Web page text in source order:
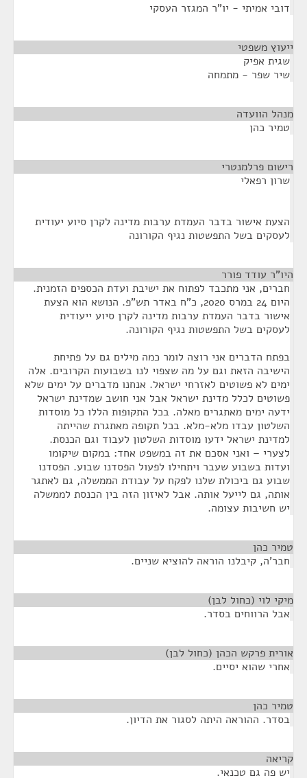
דובי אמיתי - יו"ר המגזר העסקי
ייעוץ משפטי
שגית אפיק
שיר שפר - מתמחה
מנהל הוועדה
טמיר כהן
רישום פרלמנטרי
שרון רפאלי
הצעת אישור בדבר העמדת ערבות מדינה לקרן סיוע יעודית
לעסקים בשל התפשטות נגיף הקורונה
היו"ר עודד פורר
חברים, אני מתכבד לפתוח את ישיבת ועדת הכספים הזמנית.
היום 24 במרס 2020, כ"ח באדר תש"פ. הנושא הוא הצעת
אישור בדבר העמדת ערבות מדינה לקרן סיוע ייעודית
לעסקים בשל התפשטות נגיף הקורונה.
בפתח הדברים אני רוצה לומר כמה מילים גם על פתיחת
הישיבה הזאת וגם על מה שצפוי לנו בשבועות הקרובים. אלה
ימים לא פשוטים לאזרחי ישראל. אנחנו מדברים על ימים שלא
פשוטים לכלל מדינת ישראל אבל אני חושב שמדינת ישראל
ידעה ימים מאתגרים מאלה. בכל התקופות הללו כל מוסדות
השלטון עבדו מלא-מלא. בכל תקופה מאתגרת שהייתה
למדינת ישראל ידעו מוסדות השלטון לעבוד וגם הכנסת.
לצערי – ואני אסכם את זה במשפט אחד: במקום שיקומו
ועדות בשבוע שעבר ויתחילו לפעול הפסדנו שבוע. הפסדנו
שבוע גם ביכולת שלנו לפקח על עבודת הממשלה, גם לאתגר
אותה, גם לייעל אותה. אבל לאיזון הזה בין הכנסת לממשלה
יש חשיבות עצומה.
טמיר כהן
חבר'ה, קיבלנו הוראה להוציא שניים.
מיקי לוי (כחול לבן)
אבל הרווחים בסדר.
אורית פרקש הכהן (כחול לבן)
אחרי שהוא יסיים.
טמיר כהן
בסדר. ההוראה היתה לסגור את הדיון.
קריאה
יש פה גם טכנאי.